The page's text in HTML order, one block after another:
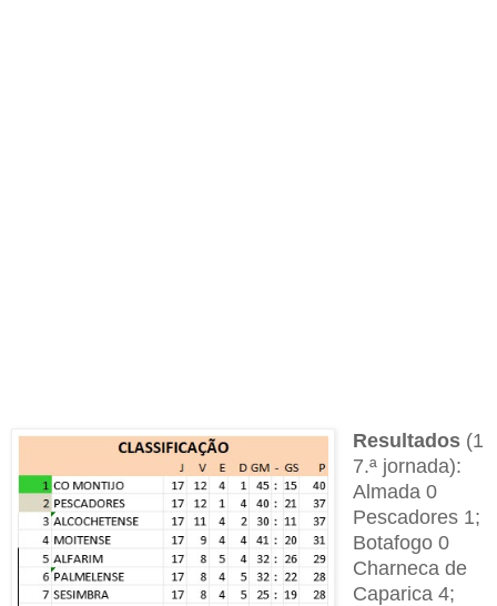
Resultados(1
7.ª jornada):
Almada 0
Pescadores 1;
Botafogo 0
Charneca de
Caparica 4;